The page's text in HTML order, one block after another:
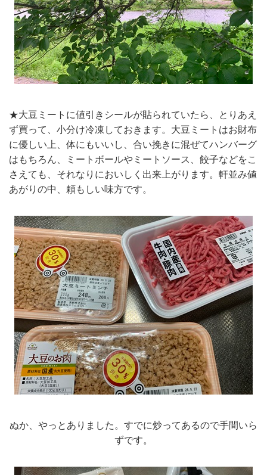
★大豆ミートに値引きシールが貼られていたら、とりあえ
ず買って、小分け冷凍しておきます。大豆ミートはお財布
に優しい上、体にもいいし、合い挽きに混ぜてハンバーグ
はもちろん、ミートボールやミートソース、餃子などをこ
さえても、それなりにおいしく出来上がります。軒並み値
あがりの中、頼もしい味方です。
ぬか、やっとありました。すでに炒ってあるので手間いら
ずです。